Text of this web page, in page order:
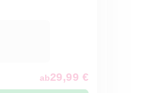
ab29,99 €